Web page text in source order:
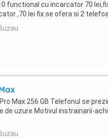
functional cu incarcator 70
,70 lei fix.se ofera si 2
...
Max 256 GB Telefonul se
de uzure Motivul instrainarii-